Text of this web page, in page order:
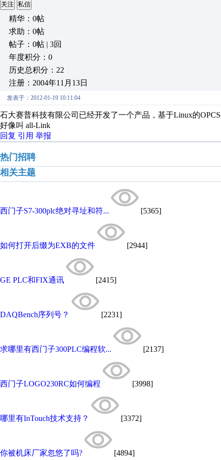
关注 私信
精华：0帖
求助：0帖
帖子：0帖 | 3回
年度积分：0
历史总积分：22
注册：2004年11月13日
发表于：2012-01-19 10:11:04
石大赛普科技有限公司已经开发了一个产品，基于Linux的
好像叫 all-Link
回复 引用 举报
热门招聘
相关主题
西门子S7-300plc绝对寻址和符... [5365]
如何打开后缀为EXB的文件 [2944]
GE PLC和FIX通讯 [2415]
DAQBench序列号？ [2231]
求哪里有西门子300PLC编程软... [2137]
西门子LOGO230RC如何编程 [3998]
哪里有InTouch技术支持？ [3372]
你被机床厂家忽悠了吗? [4894]